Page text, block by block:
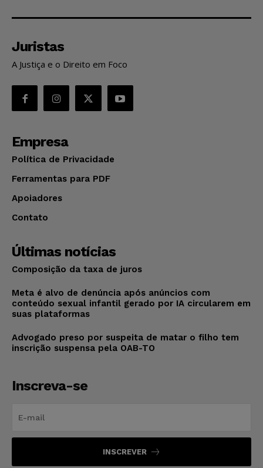
Juristas
A Justiça e o Direito em Foco
Empresa
Política de Privacidade
Ferramentas para PDF
Apoiadores
Contato
Últimas notícias
Composição da taxa de juros
Meta é alvo de denúncia após anúncios com
conteúdo sexual infantil gerado por IA circularem em
suas plataformas
Advogado preso por suspeita de matar o filho tem
inscrição suspensa pela OAB-TO
Inscreva-se
INSCREVER